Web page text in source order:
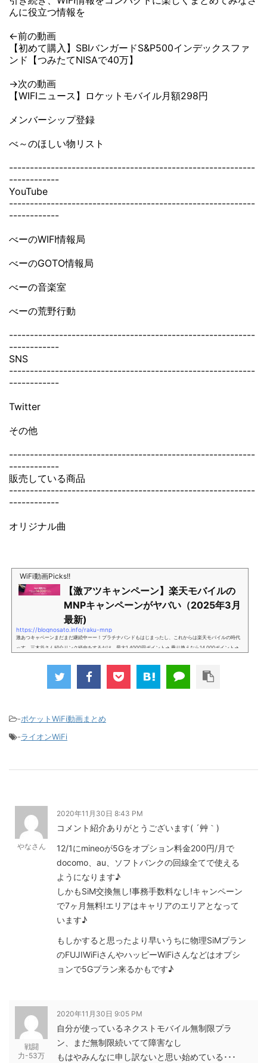
んに役立つ情報を
←前の動画
【初めて購入】SBIバンガードS&P500インデックスファ
ンド【つみたてNISAで40万】
→次の動画
【WIFIニュース】ロケットモバイル月額298円
メンバーシップ登録
べ～のほしい物リスト
-----------------------------------------------------------
------------
YouTube
-----------------------------------------------------------
------------
べーのWIFI情報局
べーのGOTO情報局
べーの音楽室
べーの荒野行動
-----------------------------------------------------------
------------
SNS
-----------------------------------------------------------
------------
Twitter
その他
-----------------------------------------------------------
------------
販売している商品
-----------------------------------------------------------
------------
オリジナル曲
WiFi動画Picks!!
【激アツキャンペーン】楽天モバイルの
MNPキャンペーンがヤバい（2025年3月
最新)
https://blognosato.info/raku-mnp
激あつキャペーンまだまだ継続中ーー！プラチナバンドもはじまったし、これからは楽天モバイルの時代
っす。三木谷さん紹介リンク経由をするだけ。最大1,4000円ポイント→ 乗り換えなら14,000ポイント→
け」とも思えるポイントばら撒きキャンペーンを発動してきました。■キャンペーン概要三木谷社長の特
別招待ページから楽天モバイ...
-ポケットWiFi動画まとめ
-ライオンWiFi
やなさん
2020年11月30日 8:43 PM
コメント紹介ありがとうございます( ´艸｀)
12/1にmineoが5Gをオプション料金200円/月で
docomo、au、ソフトバンクの回線全てで使える
ようになります♪
しかもSiM交換無し!事務手数料なし!キャンペーン
で7ヶ月無料!エリアはキャリアのエリアとなって
います♪
もしかすると思ったより早いうちに物理SiMプラン
のFUJIWiFiさんやハッピーWiFiさんなどはオプシ
ョンで5Gプラン来るかもです♪
戦闘
力-53万
2020年11月30日 9:05 PM
自分が使っているネクストモバイル無制限プラ
ン、まだ無制限続いてて障害なし
もはやみんなに申し訳ないと思い始めている･･･